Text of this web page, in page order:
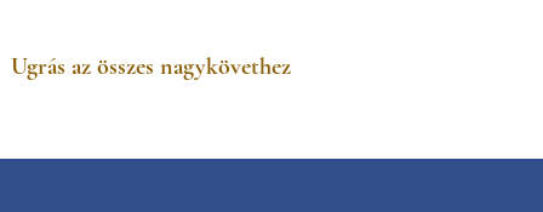
Ugrás az összes nagykövethez